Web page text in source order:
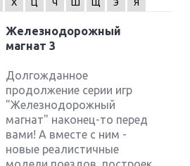
Х Ц Ч Ш Щ Э Я
Железнодорожный
магнат 3
Долгожданное
продолжение серии игр
"Железнодорожный
магнат" наконец-то перед
вами! А вместе с ним -
новые реалистичные